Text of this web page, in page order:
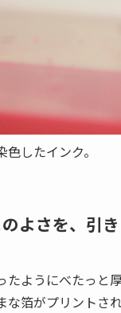
したインク。
よさを、引き
たようにべたっと
箔がプリントさ